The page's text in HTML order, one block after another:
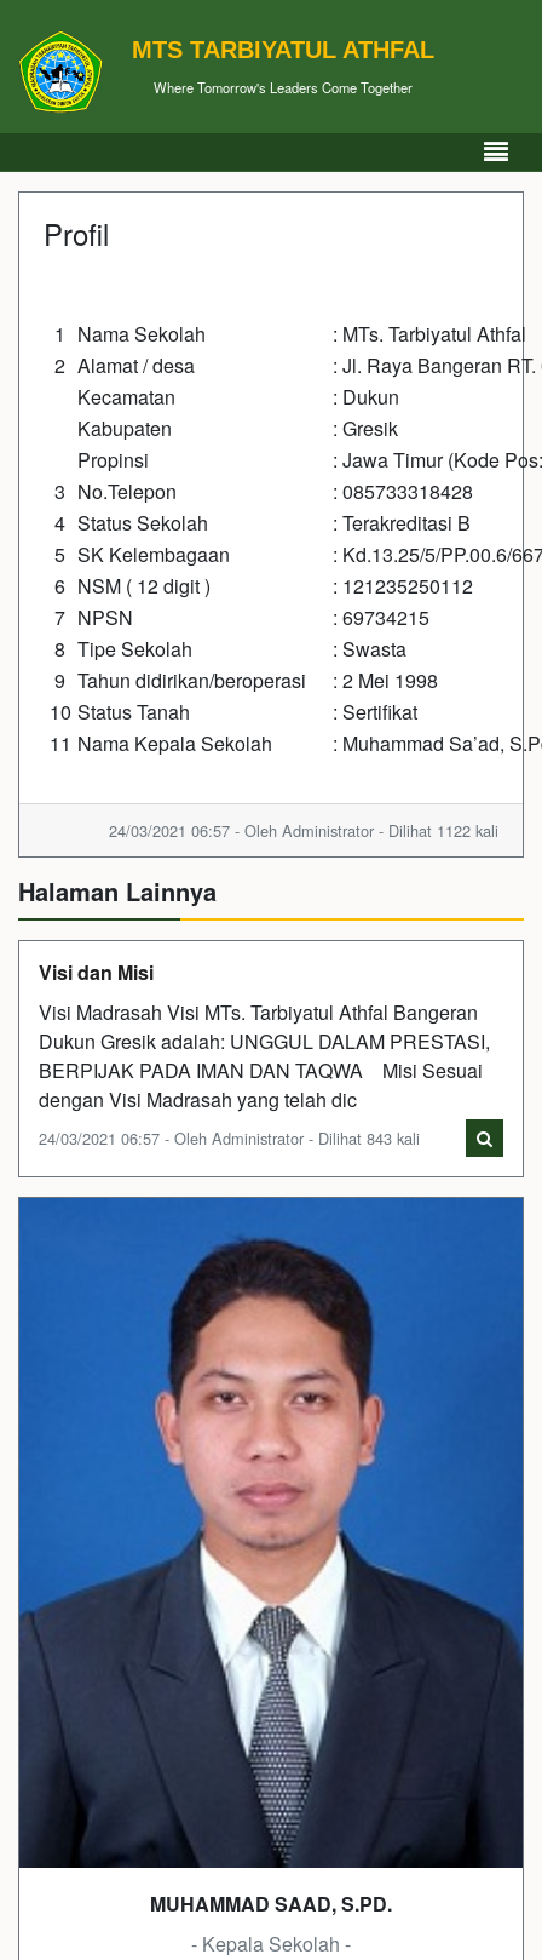
MTS TARBIYATUL ATHFAL
Where Tomorrow's Leaders Come Together
Profil
1 Nama Sekolah
: MTs. Tarbiyatul Athfal
2 Alamat / desa
: Jl. Raya Bangeran
Kecamatan
: Dukun
Kabupaten
: Gresik
Propinsi
: Jawa Timur (Kode
3 No.Telepon
: 085733318428
4 Status Sekolah
: Terakreditasi B
5 SK Kelembagaan
: Kd.13.25/5/PP.00.6/
6 NSM ( 12 digit )
: 121235250112
7 NPSN
: 69734215
8 Tipe Sekolah
: Swasta
9 Tahun didirikan/beroperasi
: 2 Mei 1998
10 Status Tanah
: Sertifikat
11 Nama Kepala Sekolah : Muhammad Sa’ad,
24/03/2021 06:57 - Oleh Administrator - Dilihat 1122 kali
Halaman Lainnya
Visi dan Misi
Visi Madrasah Visi MTs. Tarbiyatul Athfal Bangeran
Dukun Gresik adalah: UNGGUL DALAM PRESTASI,
BERPIJAK PADA IMAN DAN TAQWA Misi Sesuai
dengan Visi Madrasah yang telah dic
24/03/2021 06:57 - Oleh Administrator - Dilihat 843 kali
MUHAMMAD SAAD, S.PD.
- Kepala Sekolah -